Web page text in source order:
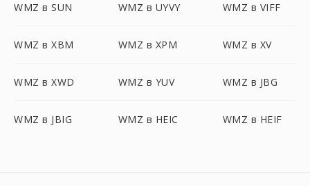
WMZ в SUN WMZ в UYVY WMZ в VIFF
WMZ в XBM WMZ в XPM WMZ в XV
WMZ в XWD WMZ в YUV WMZ в JBG
WMZ в JBIG WMZ в HEIC WMZ в HEIF